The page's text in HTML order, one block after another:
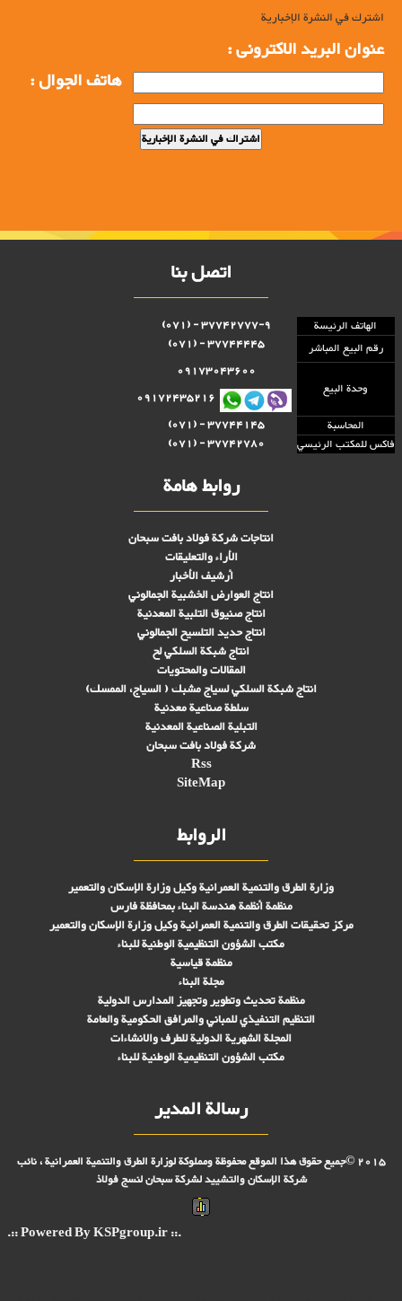
اشترك في النشرة الإخبارية
عنوان البرید الاکترونی :
هاتف الجوال :
اتصل بنا
الهاتف الرئيسة
37742777-9 - (071)
رقم البيع المباشر
37744445 - (071)
وحدة البيع
09173043600
09172435216
المحاسبة
37744145 - (071)
فاكس للمكتب الرئيسي
37742780 - (071)
روابط هامة
انتاجات شركة فولاد بافت سبحان
الأراء والتعليقات
أرشيف الأخبار
انتاج العوارض الخشبية الجمالوني
انتاج صنىوق التلبية المعدنية
انتاج حديد التلسيح الجمالوني
انتاج شبكة السلكي لح
المقالات والمحتويات
انتاج شبكة السلكي لسياج مشبك ( السياج، الممسك)
سلطة صناعية معدنية
التبلیة الصناعية المعدنية
شركة فولاد بافت سبحان
Rss
SiteMap
الروابط
وزارة الطرق والتنمية العمرانية وكيل وزارة الإسكان والتعمير
منظمة أنظمة هندسة البناء بمحافظة فارس
مركز تحقیقات الطرق والتنمية العمرانية وكيل وزارة الإسكان والتعمير
مكتب الشؤون التنظيمية الوطنية للبناء
منظمة قياسية
مجلة البناء
منظمة تحديث وتطوير وتجهيز المدارس الدولية
التنظيم التنفيذي للمباني والمرافق الحكومية والعامة
المجلة الشهرية الدولية للطرف والانشاءات
مكتب الشؤون التنظيمية الوطنية للبناء
رسالة المدير
2015 ©جميع حقوق هذا الموقع محفوظة ومملوكة لوزارة الطرق والتنمية العمرانية ، نائب
شركة الإسكان والتشييد لشركة سبحان لنسج فولاذ
.:: Powered By KSPgroup.ir ::.